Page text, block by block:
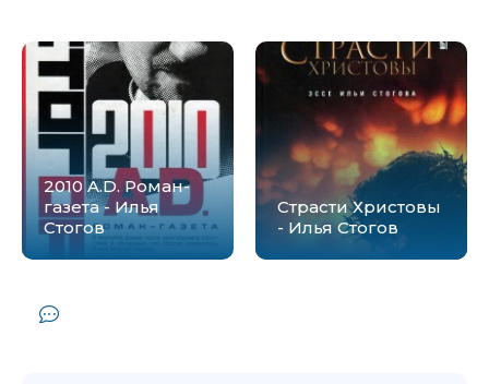
2010 A.D. Роман-
газета - Илья
Стогов
Страсти Христовы
- Илья Стогов